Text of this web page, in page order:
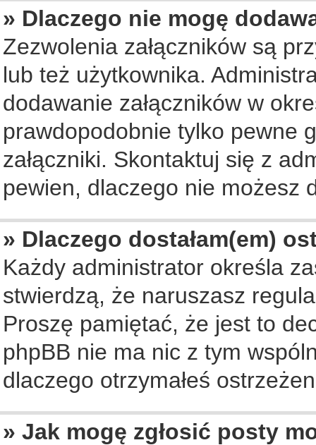
» Dlaczego nie mogę
Zezwolenia załączników są
lub też użytkownika.
dodawanie załączników w
prawdopodobnie tylko pewne
załączniki. Skontaktuj się z
pewien, dlaczego nie możesz
» Dlaczego dostałam(em)
Każdy administrator określa
stwierdzą, że naruszasz
Proszę pamiętać, że jest to
phpBB nie ma nic z tym
dlaczego otrzymałeś
» Jak mogę zgłosić posty